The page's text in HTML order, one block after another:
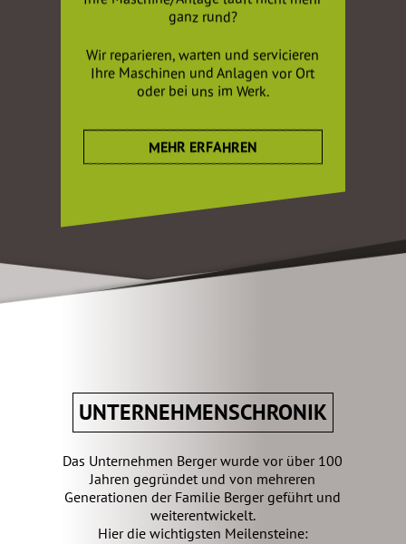
ganz rund?
Wir reparieren, warten und servicieren
Ihre Maschinen und Anlagen vor Ort
oder bei uns im Werk.
MEHR ERFAHREN
UNTERNEHMENSCHRONIK
Das Unternehmen Berger wurde vor über 100
Jahren gegründet und von mehreren
Generationen der Familie Berger geführt und
weiterentwickelt.
Hier die wichtigsten Meilensteine: